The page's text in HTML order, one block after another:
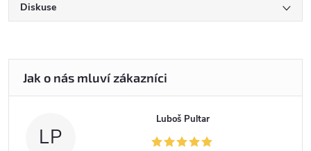
Diskuse
LP
Luboš Pultar